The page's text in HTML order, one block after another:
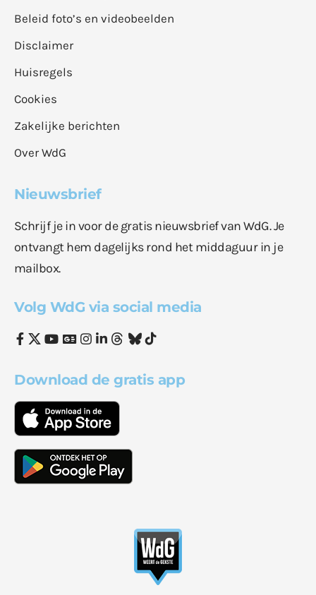
Beleid foto’s en videobeelden
Disclaimer
Huisregels
Cookies
Zakelijke berichten
Over WdG
Nieuwsbrief
Schrijf je in voor de gratis nieuwsbrief van WdG. Je
ontvangt hem dagelijks rond het middaguur in je
mailbox.
Volg WdG via social media
Download de gratis app